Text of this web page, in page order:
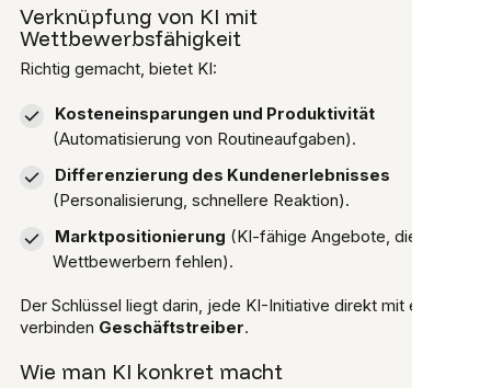
Verknüpfung von KI mit
Wettbewerbsfähigkeit
Richtig gemacht, bietet KI:
Kosteneinsparungen und Produktivität
(Automatisierung von Routineaufgaben).
Differenzierung des Kundenerlebnisses
(Personalisierung, schnellere Reaktion).
Marktpositionierung (KI-fähige Angebote, die
Wettbewerbern fehlen).
Der Schlüssel liegt darin, jede KI-Initiative direkt mit einer zu
verbinden Geschäftstreiber.
Wie man KI konkret macht